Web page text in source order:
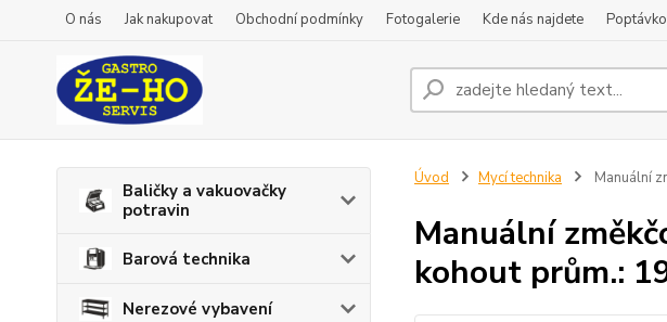
O nás Jak nakupovat Obchodní podmínky Fotogalerie Kde nás najdete
Baličky a vakuovačky
potravin
Barová technika
Nerezové vybavení
Úvod Mycí technika Manuální
Manuální
kohout prům.: